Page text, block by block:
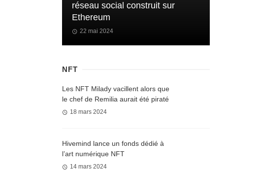
réseau social construit sur
Ethereum
22 mai 2024
NFT
Les NFT Milady vacillent alors que
le chef de Remilia aurait été piraté
18 mars 2024
Hivemind lance un fonds dédié à
l’art numérique NFT
14 mars 2024